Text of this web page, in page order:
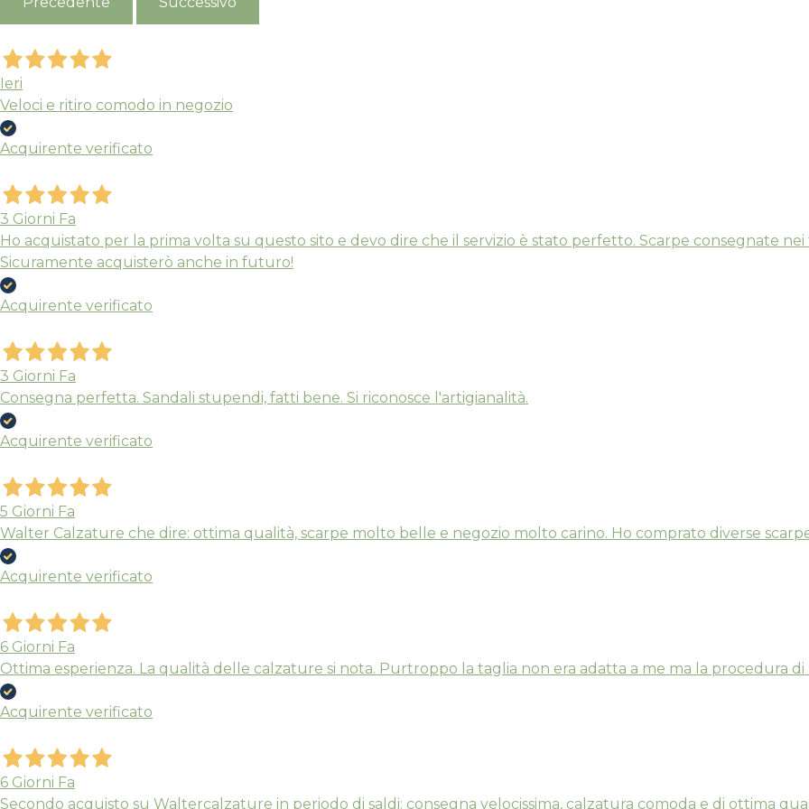
Ieri
Veloci e ritiro comodo in negozio
Acquirente verificato
3 Giorni Fa
Ho acquistato per la prima volta su questo sito e devo dire che il servizio è stato perfetto. Scarpe consegnate
Sicuramente acquisterò anche in futuro!
Acquirente verificato
3 Giorni Fa
Consegna perfetta. Sandali stupendi, fatti bene. Si riconosce l'artigianalità.
Acquirente verificato
5 Giorni Fa
Walter Calzature che dire: ottima qualità, scarpe molto belle e negozio molto carino. Ho comprato diverse
Acquirente verificato
6 Giorni Fa
Ottima esperienza. La qualità delle calzature si nota. Purtroppo la taglia non era adatta a me ma la procedura di
Acquirente verificato
6 Giorni Fa
Secondo acquisto su Waltercalzature in periodo di saldi: consegna velocissima, calzatura comoda e di ottima